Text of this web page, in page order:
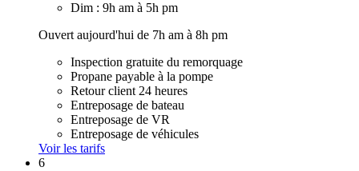
Dim : 9h am à 5h pm
Ouvert aujourd'hui de 7h am à 8h pm
Inspection gratuite du remorquage
Propane payable à la pompe
Retour client 24 heures
Entreposage de bateau
Entreposage de VR
Entreposage de véhicules
Voir les tarifs
6